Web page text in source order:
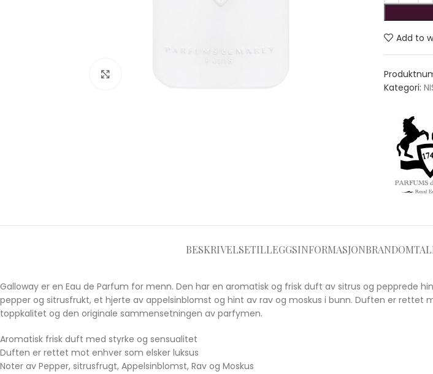
Add to
Kategori:
BESKRIVELSETILLEGGSINFORMASJONBRAND
Galloway er en Eau de Parfum for menn. Den har en aromatisk og frisk duft av sitrus og pepprede
pepper og sitrusfrukt, et hjerte av appelsinblomst og hint av rav og moskus i bunn. Duften er rettet
toppkalitet og den originale sammensetningen av parfymen.
Aromatisk frisk duft med styrke og sensualitet
Duften er rettet mot enhver som elsker luksus
Noter av Pepper, sitrusfrugt, Appelsinblomst, Rav og Moskus